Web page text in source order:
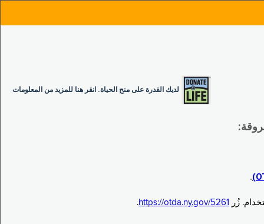
لديك القدرة على منح الحياة. انقر هنا للمزيد من المعلومات
.
https://otda.ny.gov/5261
.